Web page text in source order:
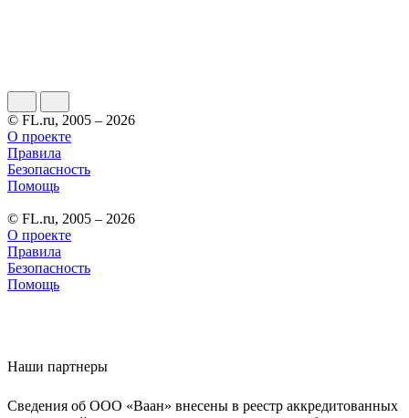
© FL.ru, 2005 – 2026
О проекте
Правила
Безопасность
Помощь
© FL.ru, 2005 – 2026
О проекте
Правила
Безопасность
Помощь
Наши партнеры
Сведения об ООО «Ваан» внесены в реестр аккредитованных